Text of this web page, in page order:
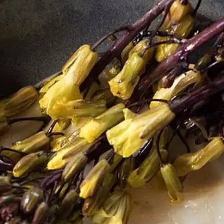
Paramètres de
confidentialité
Afin de faciliter votre navigation et de vous
apporter le meilleur service possible, nous utilisons
des cookies pour améliorer le site aux besoins des
visiteurs, notamment selon la fréquentation.
Nos politique de confidentialité